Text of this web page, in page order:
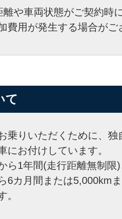
や車両状態がご契約時
費用が発生する場合がご
て
乗りいただくために、
にお付けしています。
ら1年間(走行距離無制限
6カ月間または5,000km
。